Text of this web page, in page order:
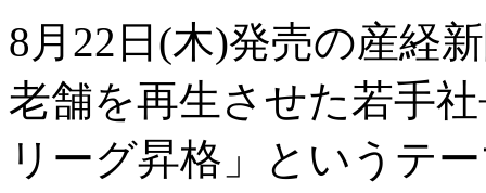
8月22日(木)発売の産経
老舗を再生させた若手
リーグ昇格」というテ